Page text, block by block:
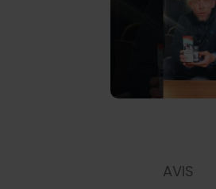
AVIS